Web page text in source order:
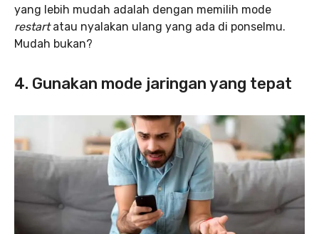
yang lebih mudah adalah dengan memilih mode
restartatau nyalakan ulang yang ada di ponselmu.
Mudah bukan?
4. Gunakan mode jaringan yang tepat